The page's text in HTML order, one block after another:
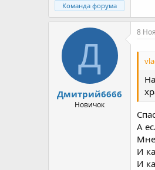
Команда форума
Д
Дмитрий6666
Новичок
8
А
И
И